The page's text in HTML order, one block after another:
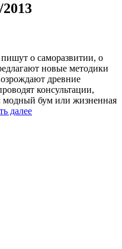
2013
о саморазвитии, о
новые методики
древние
консультации,
модный бум или жизненная
далее